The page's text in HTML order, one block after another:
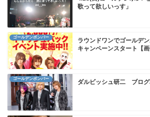
歌って欲しいっす」
ゴールデンボンバー
ラウンドワンでゴールデ
キャンペーンスタート【画
ゴールデンボンバー ダルビッシュ研二 ブロ